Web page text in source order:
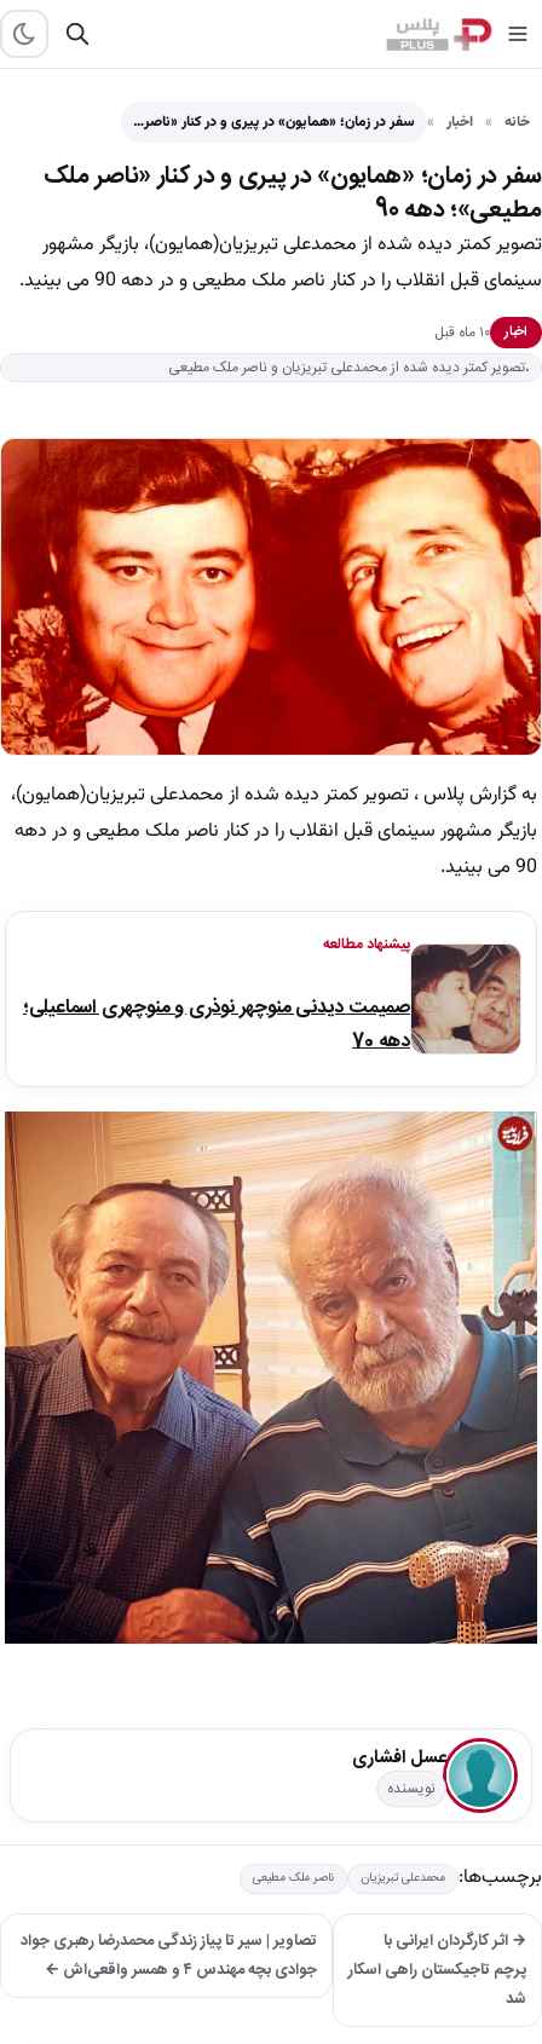
خانه اخبار سفر در زمان؛ «همایون» در پیری و در کنار «ناصر…
سفر در زمان؛ «همایون» در پیری و در کنار «ناصر ملک
مطیعی»؛ دهه 90
تصویر کمتر دیده شده از محمدعلی تبریزیان(همایون)، بازیگر مشهور
سینمای قبل انقلاب را در کنار ناصر ملک مطیعی و در دهه 90 می بینید.
اخبار
۱۰ ماه قبل
،تصویر کمتر دیده شده از محمدعلی تبریزیان و ناصر ملک مطیعی
به گزارش پلاس ، تصویر کمتر دیده شده از محمدعلی تبریزیان(همایون)،
بازیگر مشهور سینمای قبل انقلاب را در کنار ناصر ملک مطیعی و در دهه
90 می بینید.
پیشنهاد مطالعه
صمیمت دیدنی منوچهر نوذری و منوچهری اسماعیلی؛
دهه 70
عسل افشاری
نویسنده
برچسب‌ها: محمدعلی تبریزیان ناصر ملک مطیعی
→ اثر کارگردان ایرانی با
پرچم تاجیکستان راهی اسکار
شد
تصاویر | سیر تا پیاز زندگی محمدرضا رهبری جواد
جوادی بچه مهندس ۴ و همسر واقعی‌اش ←